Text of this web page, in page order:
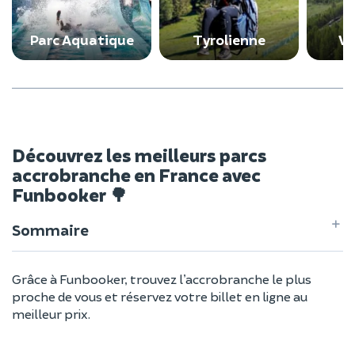
Parc Aquatique Tyrolienne
Découvrez les meilleurs parcs
accrobranche en France avec
Funbooker 🌳
Sommaire
Grâce à Funbooker, trouvez l’accrobranche le plus
proche de vous et réservez votre billet en ligne au
meilleur prix.